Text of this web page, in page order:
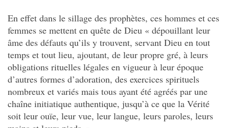
En effet dans le sillage des prophètes, ces hommes et ces
femmes se mettent en quête de Dieu « dépouillant leur
âme des défauts qu’ils y trouvent, servant Dieu en tout
temps et tout lieu, ajoutant, de leur propre gré, à leurs
obligations rituelles légales en vigueur à leur époque
d’autres formes d’adoration, des exercices spirituels
nombreux et variés mais tous ayant été agréés par une
chaîne initiatique authentique, jusqu’à ce que la Vérité
soit leur ouïe, leur vue, leur langue, leurs paroles, leurs